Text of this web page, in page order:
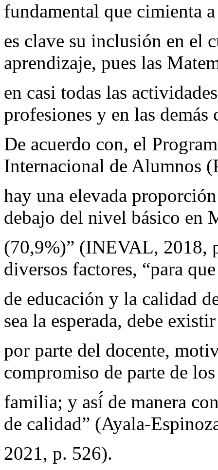
fundamental que cimienta
es clave su inclusión en el
aprendizaje, pues las
en casi todas las
profesiones y en las demás
De acuerdo con, el
Internacional de Alumnos
hay una elevada
debajo del nivel básico en
(70,9%)” (INEVAL, 2018,
diversos factores, “para
de educación y la calidad
sea la esperada, debe
por parte del docente,
compromiso de parte de
familia; y así́ de manera
de calidad” (Ayala-
2021, p. 526).